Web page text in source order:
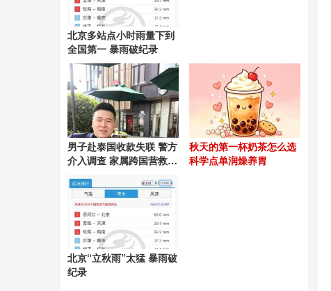
北京多站点小时雨量下到
全国第一 暴雨破纪录
男子赴泰国收款失联 警方
介入调查 家属跨国营救54
秋天的第一杯奶茶怎么选
科学点单润燥养胃
北京“立秋雨”太猛 暴雨破
纪录